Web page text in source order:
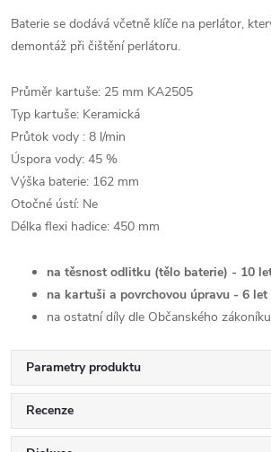
Baterie se dodává včetně klíče na perlátor,
demontáž při čištění perlátoru.
Průměr kartuše: 25 mm KA2505
Typ kartuše: Keramická
Průtok vody : 8 l/min
Úspora vody: 45 %
Výška baterie: 162 mm
Otočné ústí: Ne
Délka flexi hadice: 450 mm
na těsnost odlitku (tělo baterie) - 10
na kartuši a povrchovou úpravu - 6 let
na ostatní díly dle Občanského zákoníku
Parametry produktu
Recenze